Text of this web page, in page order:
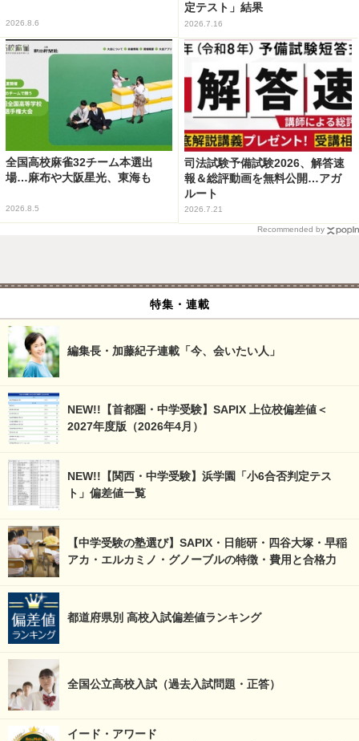
2026.8.6
定テスト」結果
2026.7.16
全国高校麻雀32チーム本選出
場…麻布や大阪星光、東海も
2026.8.5
司法試験予備試験2026、解答速
報＆総評動画を無料公開…アガ
ルート
2026.7.21
Recommended by
特集・連載
編集長・加藤紀子連載「今、会いたい人」
NEW!!【首都圏・中学受験】SAPIX 上位校偏差値＜
2027年度版（2026年4月）
NEW!!【関西・中学受験】浜学園「小6合否判定テス
ト」偏差値一覧
【中学受験の塾選び】SAPIX・日能研・四谷大塚・早稲
アカ・エルカミノ・グノーブルの特徴・費用と合格力
都道府県別 高校入試偏差値ランキング
全国公立高校入試（過去入試問題・正答）
イード・アワード